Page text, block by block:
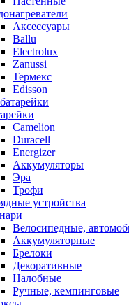
Аксессуары
Ballu
Electrolux
Zanussi
Термекс
Edisson
Camelion
Duracell
Energizer
Аккумуляторы
Эра
Трофи
устройства
Велосипедные,
Аккумуляторные
Брелоки
Декоративные
Налобные
Ручные, кемпинговые